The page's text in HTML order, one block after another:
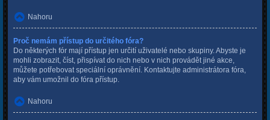
Nahoru
Proč nemám přístup do určitého fóra?
Do některých fór mají přístup jen určití uživatelé nebo skupiny. Abyste je
mohli zobrazit, číst, přispívat do nich nebo v nich provádět jiné akce,
můžete potřebovat speciální oprávnění. Kontaktujte administrátora fóra,
aby vám umožnil do fóra přístup.
Nahoru